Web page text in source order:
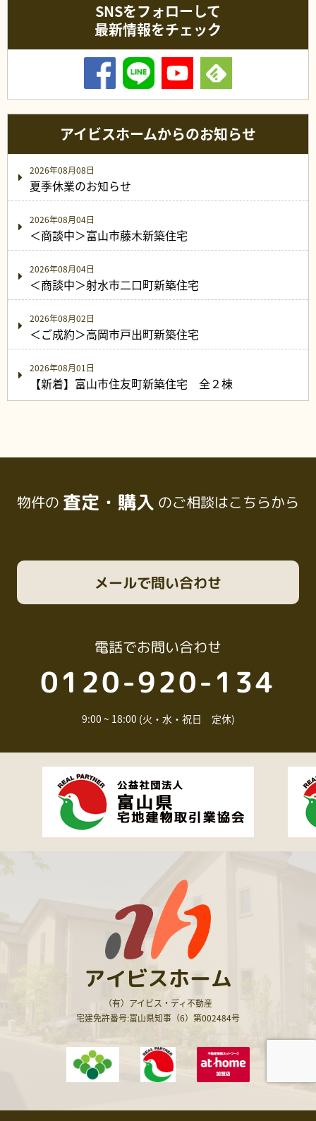
SNSをフォローして
最新情報をチェック
アイビスホームからのお知らせ
2026年08月08日
夏季休業のお知らせ
2026年08月04日
＜商談中＞富山市藤木新築住宅
2026年08月04日
＜商談中＞射水市二口町新築住宅
2026年08月02日
＜ご成約＞高岡市戸出町新築住宅
2026年08月01日
【新着】富山市住友町新築住宅 全２棟
物件の 査定・購入 のご相談はこちらから
電話でお問い合わせ
0120-920-134
9:00 ~ 18:00 (火・水・祝日 定休)
メールで問い合わせ
アイビスホーム
（有）アイビス・ディ不動産
宅建免許番号:富山県知事（6）第002484号